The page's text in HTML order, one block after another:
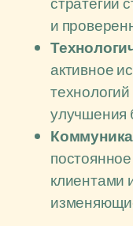
и
активное
улучшения
клиентами